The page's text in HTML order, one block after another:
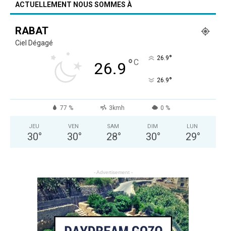
ACTUELLEMENT NOUS SOMMES À
RABAT
Ciel Dégagé
26.9 °C 26.9°
26.9°
77 % 3kmh 0 %
JEU
30°
VEN
30°
SAM
28°
DIM
30°
LUN
29°
- Advertisement -